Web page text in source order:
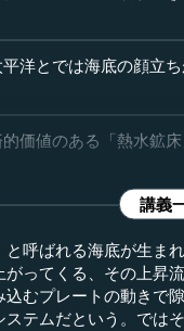
洋とでは海底の顔立
価値のある「熱水鉱
講義
と呼ばれる海底が生ま
がってくる、その上昇
込むプレートの動きで
ステムだという。では